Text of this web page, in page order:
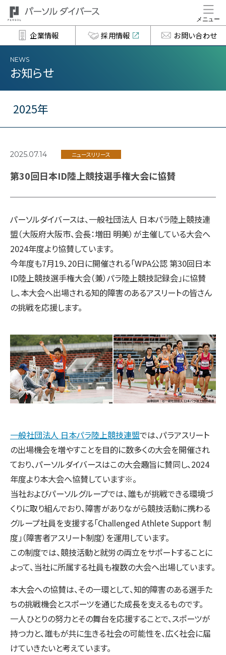
企業情報 採用情報 お問い合わせ
NEWS
お知らせ
2025年
2025.07.14 ニュースリリース
第30回日本ID陸上競技選手権大会に協賛
パーソルダイバースは、一般社団法人 日本パラ陸上競技連
盟（大阪府大阪市、会長：増田 明美）が主催している大会へ
2024年度より協賛しています。
今年度も7月19、20日に開催される「WPA公認 第30回日本
ID陸上競技選手権大会（兼）パラ陸上競技記録会」に協賛
し、本大会へ出場される知的障害のあるアスリートの皆さん
の挑戦を応援します。
一般社団法人 日本パラ陸上競技連盟では、パラアスリート
の出場機会を増やすことを目的に数多くの大会を開催され
ており、パーソルダイバースはこの大会趣旨に賛同し、2024
年度より本大会へ協賛しています※。
当社およびパーソルグループでは、誰もが挑戦できる環境づ
くりに取り組んでおり、障害がありながら競技活動に携わる
グループ社員を支援する「Challenged Athlete Support 制
度」（障害者アスリート制度）を運用しています。
この制度では、競技活動と就労の両立をサポートすることに
よって、当社に所属する社員も複数の大会へ出場しています。
本大会への協賛は、その一環として、知的障害のある選手た
ちの挑戦機会とスポーツを通じた成長を支えるものです。
一人ひとりの努力とその舞台を応援することで、スポーツが
持つ力と、誰もが共に生きる社会の可能性を、広く社会に届
けていきたいと考えています。